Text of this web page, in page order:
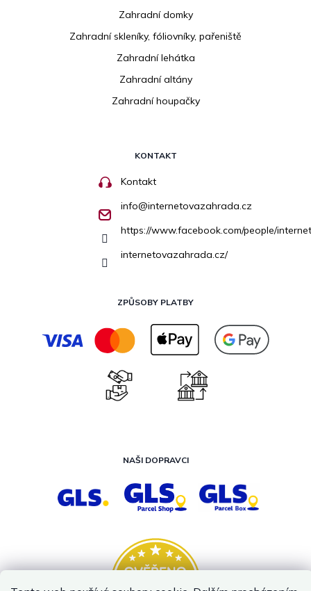
Zahradní domky
Zahradní skleníky, fóliovníky, pařeniště
Zahradní lehátka
Zahradní altány
Zahradní houpačky
KONTAKT
Kontakt
info@internetovazahrada.cz
https://www.facebook.com/people/
internetovazahrada.cz/
ZPŮSOBY PLATBY
NAŠI DOPRAVCI